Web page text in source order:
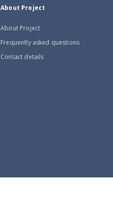
About Project
About Project
Frequently asked questions
Contact details